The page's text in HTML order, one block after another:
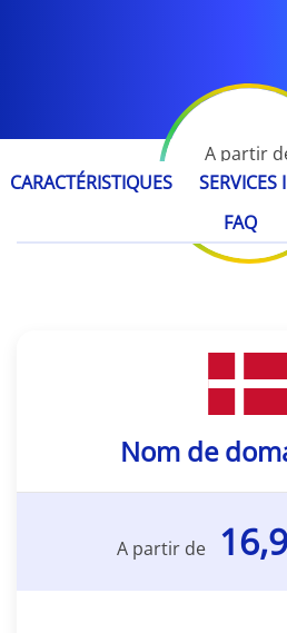
A partir
16,99 €
CARACTÉRISTIQUES SERVICES
FAQ
Nom de
A partir de